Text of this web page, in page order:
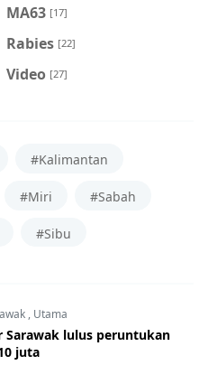
MA63 [17]
Rabies [22]
Video [27]
#Kalimantan
#Miri #Sabah
#Sibu
, Utama
Sarawak lulus peruntukan
juta